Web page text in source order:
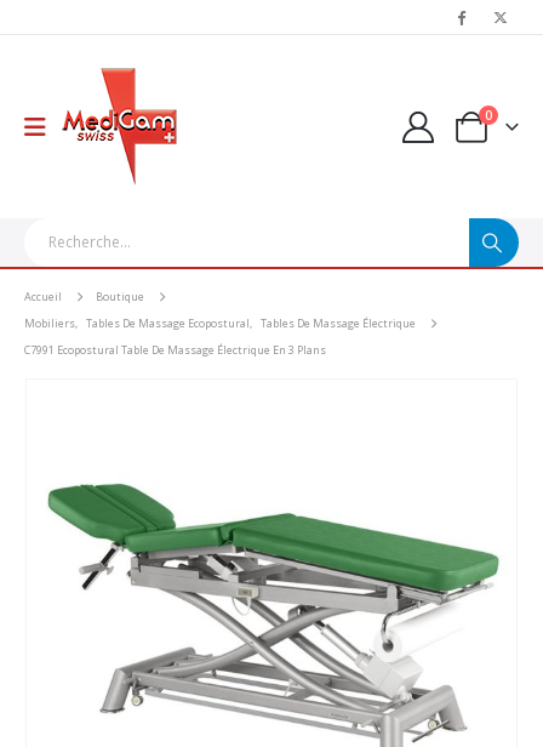
0
Accueil
Boutique
Mobiliers, Tables De Massage Ecopostural, Tables De Massage Électrique
C7991 Ecopostural Table De Massage Électrique En 3 Plans